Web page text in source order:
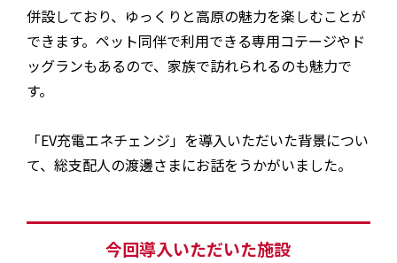
併設しており、ゆっくりと高原の魅力を楽しむことが
できます。ペット同伴で利用できる専用コテージやド
ッグランもあるので、家族で訪れられるのも魅力で
す。
「EV充電エネチェンジ」を導入いただいた背景につい
て、総支配人の渡邊さまにお話をうかがいました。
今回導入いただいた施設